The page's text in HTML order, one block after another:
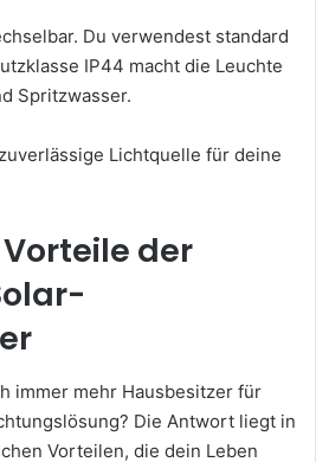
Du verwendest standard
IP44 macht die Leuchte
Spritzwasser.
Lichtquelle für deine
der
immer mehr Hausbesitzer für
Die Antwort liegt in
Vorteilen, die dein Leben